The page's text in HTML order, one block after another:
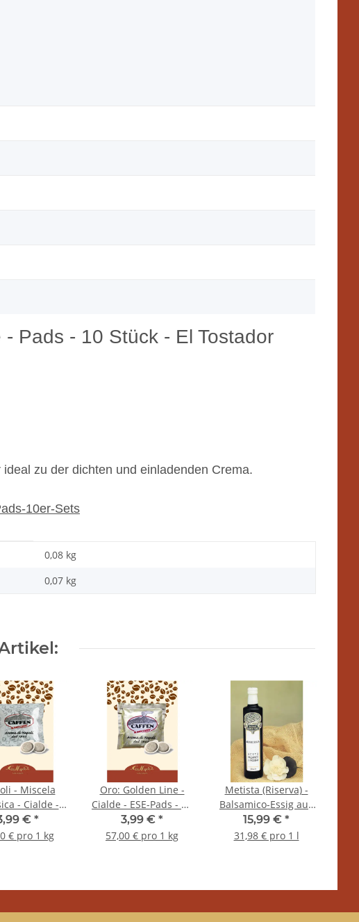
Pads - 10 Stück - El Tostador
zu der dichten und einladenden Crema.
10er-Sets
0,08 kg
0,07 kg
- Miscela
- Cialde -
- 10 Stück -
Caffe
€ *
€ pro 1 kg
Oro: Golden Line -
Cialde - ESE-Pads - 10
Stück - Caffen Caffe
3,99 € *
57,00 € pro 1 kg
Metista (Riserva) -
Balsamico-Essig aus
Modena - 5 Jahre -
Dichte 1,13 - 0,5 Liter
15,99 € *
31,98 € pro 1 l